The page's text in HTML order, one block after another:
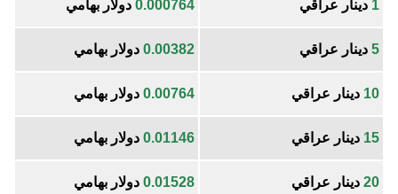
1 دينار عراقي 0.000764 دولار بهامي
5 دينار عراقي 0.00382 دولار بهامي
10 دينار عراقي 0.00764 دولار بهامي
15 دينار عراقي 0.01146 دولار بهامي
20 دينار عراقي 0.01528 دولار بهامي